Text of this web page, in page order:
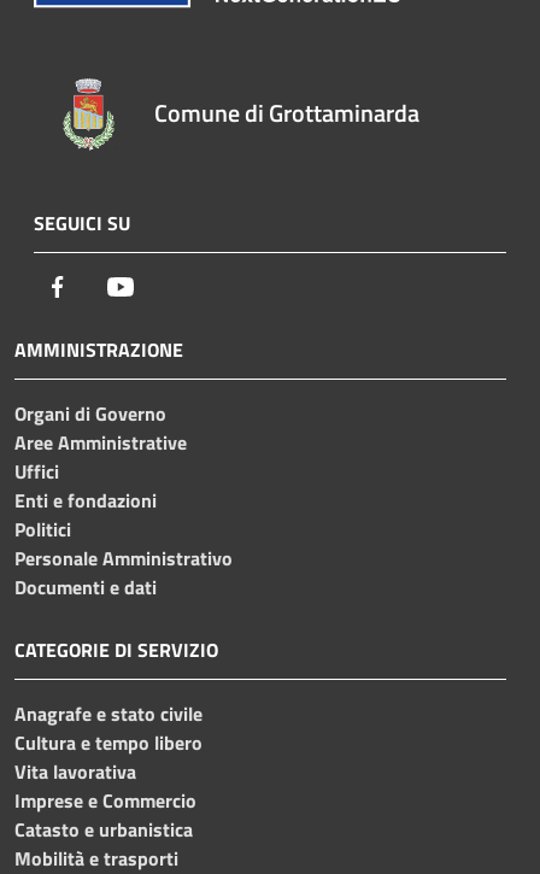
Comune di Grottaminarda
SEGUICI SU
Facebook
AMMINISTRAZIONE
Organi di Governo
Aree Amministrative
Uffici
Enti e fondazioni
Politici
Personale Amministrativo
Documenti e dati
CATEGORIE DI SERVIZIO
Anagrafe e stato civile
Cultura e tempo libero
Vita lavorativa
Imprese e Commercio
Catasto e urbanistica
Mobilità e trasporti